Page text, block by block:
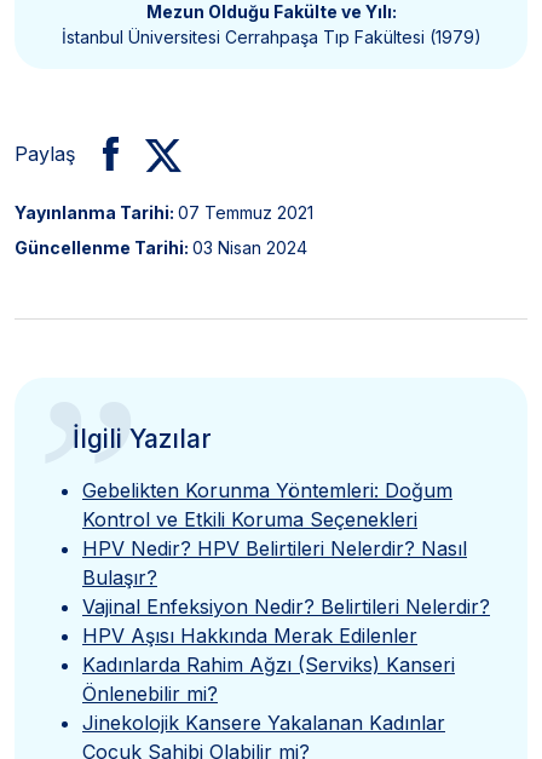
Mezun Olduğu Fakülte ve Yılı:
İstanbul Üniversitesi Cerrahpaşa Tıp Fakültesi (1979)
Paylaş
Yayınlanma Tarihi: 07 Temmuz 2021
Güncellenme Tarihi: 03 Nisan 2024
”
İlgili Yazılar
Gebelikten Korunma Yöntemleri: Doğum
Kontrol ve Etkili Koruma Seçenekleri
HPV Nedir? HPV Belirtileri Nelerdir? Nasıl
Bulaşır?
Vajinal Enfeksiyon Nedir? Belirtileri Nelerdir?
HPV Aşısı Hakkında Merak Edilenler
Kadınlarda Rahim Ağzı (Serviks) Kanseri
Önlenebilir mi?
Jinekolojik Kansere Yakalanan Kadınlar
Çocuk Sahibi Olabilir mi?